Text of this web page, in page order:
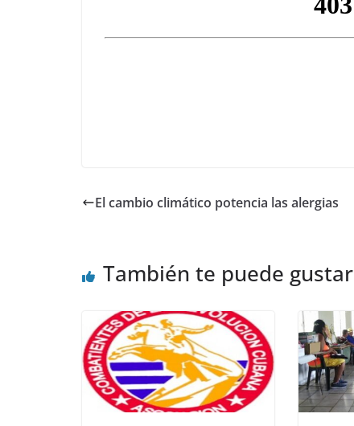
El cambio climático potencia las alergias
También te puede gustar